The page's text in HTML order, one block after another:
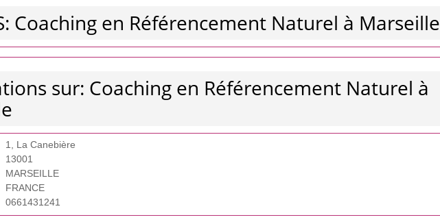
Coaching en Référencement Naturel à Marseille
sur: Coaching en Référencement Naturel à
1, La Canebière
13001
MARSEILLE
FRANCE
0661431241